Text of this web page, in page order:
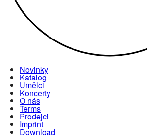
Novinky
Katalog
Umělci
Koncerty
O nás
Terms
Prodejci
Imprint
Download